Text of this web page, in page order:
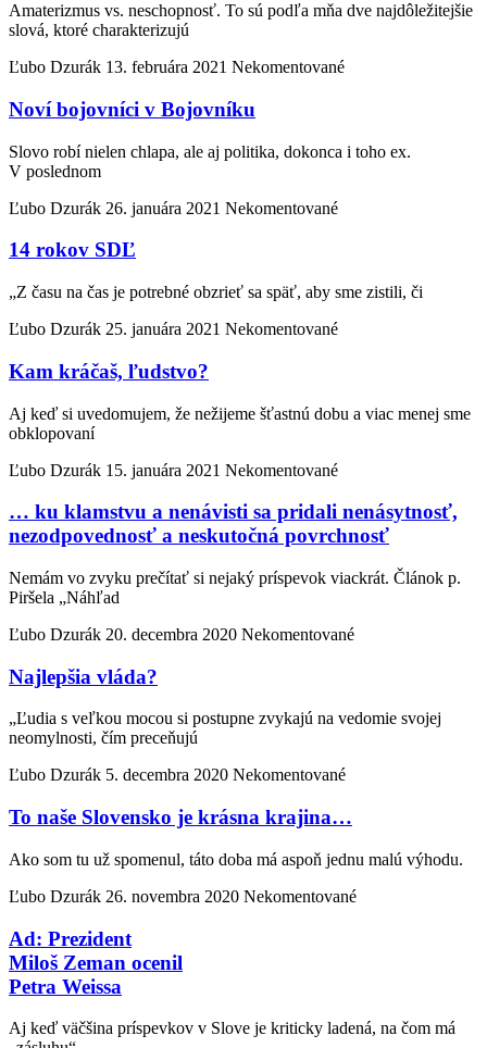
Amaterizmus vs. neschopnosť. To sú podľa mňa dve najdôležitejšie
slová, ktoré charakterizujú
Ľubo Dzurák 13. februára 2021 Nekomentované
Noví bojovníci v Bojovníku
Slovo robí nielen chlapa, ale aj politika, dokonca i toho ex.
V poslednom
Ľubo Dzurák 26. januára 2021 Nekomentované
14 rokov SDĽ
„Z času na čas je potrebné obzrieť sa späť, aby sme zistili, či
Ľubo Dzurák 25. januára 2021 Nekomentované
Kam kráčaš, ľudstvo?
Aj keď si uvedomujem, že nežijeme šťastnú dobu a viac menej sme
obklopovaní
Ľubo Dzurák 15. januára 2021 Nekomentované
… ku klamstvu a nenávisti sa pridali nenásytnosť,
nezodpovednosť a neskutočná povrchnosť
Nemám vo zvyku prečítať si nejaký príspevok viackrát. Článok p.
Piršela „Náhľad
Ľubo Dzurák 20. decembra 2020 Nekomentované
Najlepšia vláda?
„Ľudia s veľkou mocou si postupne zvykajú na vedomie svojej
neomylnosti, čím preceňujú
Ľubo Dzurák 5. decembra 2020 Nekomentované
To naše Slovensko je krásna krajina…
Ako som tu už spomenul, táto doba má aspoň jednu malú výhodu.
Ľubo Dzurák 26. novembra 2020 Nekomentované
Ad: Prezident
Miloš Zeman ocenil
Petra Weissa
Aj keď väčšina príspevkov v Slove je kriticky ladená, na čom má